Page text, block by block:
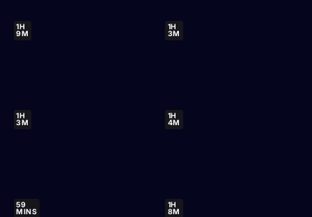
1H
9M
1H
3M
1H
3M
1H
4M
59
MINS
1H
8M